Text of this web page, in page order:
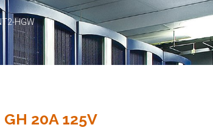
HGW
20A 125V